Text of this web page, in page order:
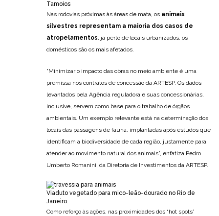
Tamoios
Nas rodovias próximas às áreas de mata, os animais
silvestres representam a maioria dos casos de
atropelamentos; já perto de locais urbanizados, os
domésticos são os mais afetados.
“Minimizar o impacto das obras no meio ambiente é uma
premissa nos contratos de concessão da ARTESP. Os dados
levantados pela Agência reguladora e suas concessionárias,
inclusive, servem como base para o trabalho de órgãos
ambientais. Um exemplo relevante está na determinação dos
locais das passagens de fauna, implantadas após estudos que
identificam a biodiversidade de cada região, justamente para
atender ao movimento natural dos animais”, enfatiza Pedro
Umberto Romanini, da Diretoria de Investimentos da ARTESP.
Viaduto vegetado para mico-leão-dourado no Rio de
Janeiro.
Como reforço às ações, nas proximidades dos “hot spots”